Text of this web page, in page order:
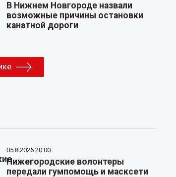
В Нижнем Новгороде назвали
возможные причины остановки
канатной дороги
05.8.2026 20:00
Нижегородские волонтеры
передали гумпомощь и масксети